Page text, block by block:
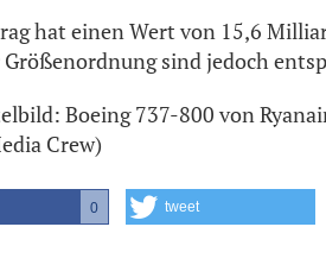
hat einen Wert von 15,6
sind jedoch
Boeing 737-800 von
Crew)
0 tweet